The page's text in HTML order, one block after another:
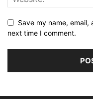
Save my name,
next time I comment.